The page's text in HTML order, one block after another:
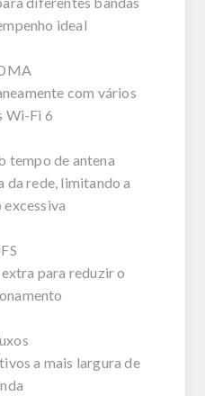
ideal
com vários
Wi-Fi 6
tempo de antena
da rede, limitando a
excessiva
para reduzir o
a mais largura de